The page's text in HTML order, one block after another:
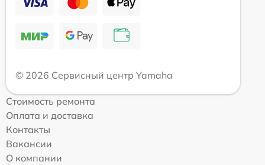
© 2026 Сервисный центр Yamaha
Стоимость ремонта
Оплата и доставка
Контакты
Вакансии
О компании